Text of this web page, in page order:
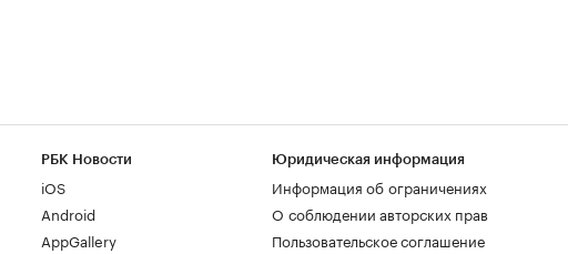
РБК Новости
iOS
Android
AppGallery
Юридическая информация
Информация об ограничениях
О соблюдении авторских прав
Пользовательское соглашение